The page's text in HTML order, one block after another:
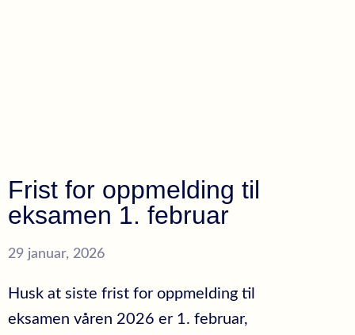
Frist for oppmelding til
eksamen 1. februar
29 januar, 2026
Husk at siste frist for oppmelding til
eksamen våren 2026 er 1. februar,